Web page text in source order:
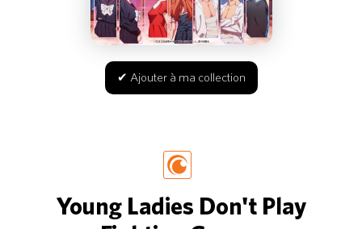
✔ Ajouter à ma collection
Young Ladies Don't Play